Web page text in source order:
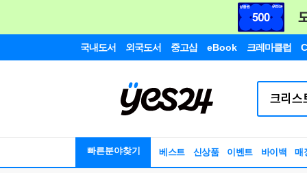
국내도서 외국도서 중고샵 eBook 크레마클럽
빠른분야찾기 베스트 신상품 이벤트 바이백 매